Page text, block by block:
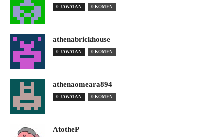
0 JAWATAN 0 KOMEN
athenabrickhouse
0 JAWATAN 0 KOMEN
athenaomeara894
0 JAWATAN 0 KOMEN
AtotheP